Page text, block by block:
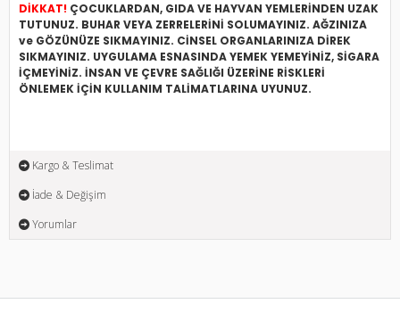
DİKKAT! ÇOCUKLARDAN, GIDA VE HAYVAN YEMLERİNDEN UZAK
TUTUNUZ. BUHAR VEYA ZERRELERİNİ SOLUMAYINIZ. AĞZINIZA
ve GÖZÜNÜZE SIKMAYINIZ. CİNSEL ORGANLARINIZA DİREK
SIKMAYINIZ. UYGULAMA ESNASINDA YEMEK YEMEYİNİZ, SİGARA
İÇMEYİNİZ. İNSAN VE ÇEVRE SAĞLIĞI ÜZERİNE RİSKLERİ
ÖNLEMEK İÇİN KULLANIM TALİMATLARINA UYUNUZ.
Kargo & Teslimat
İade & Değişim
Yorumlar